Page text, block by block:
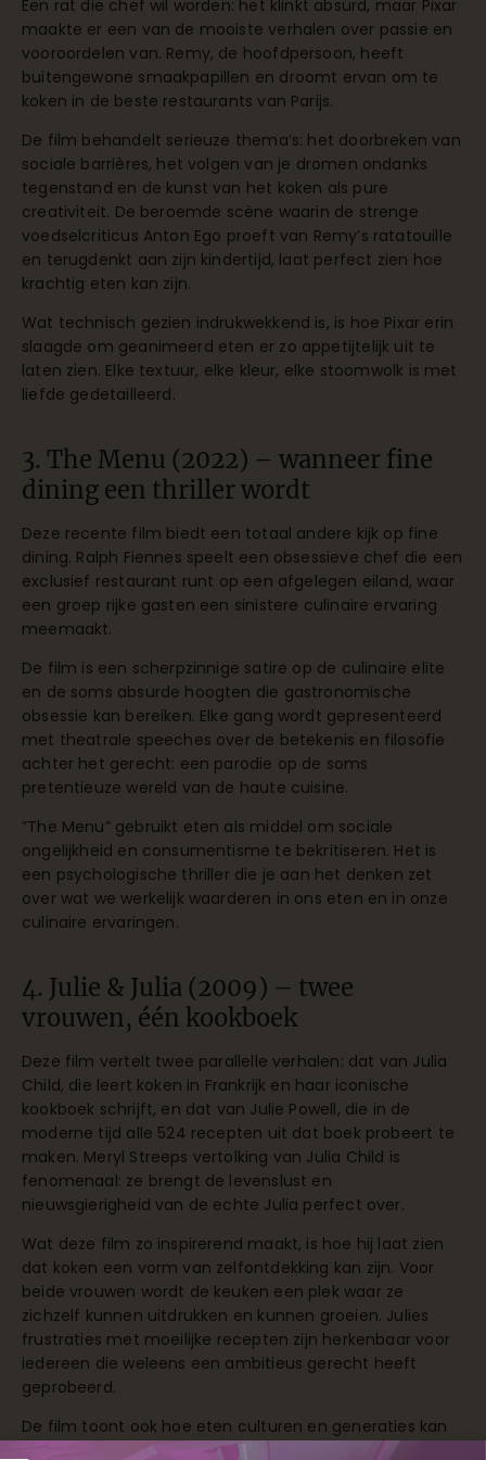
Een rat die chef wil worden: het klinkt absurd, maar Pixar
maakte er een van de mooiste verhalen over passie en
vooroordelen van. Remy, de hoofdpersoon, heeft
buitengewone smaakpapillen en droomt ervan om te
koken in de beste restaurants van Parijs.
De film behandelt serieuze thema’s: het doorbreken van
sociale barrières, het volgen van je dromen ondanks
tegenstand en de kunst van het koken als pure
creativiteit. De beroemde scène waarin de strenge
voedselcriticus Anton Ego proeft van Remy’s ratatouille
en terugdenkt aan zijn kindertijd, laat perfect zien hoe
krachtig eten kan zijn.
Wat technisch gezien indrukwekkend is, is hoe Pixar erin
slaagde om geanimeerd eten er zo appetijtelijk uit te
laten zien. Elke textuur, elke kleur, elke stoomwolk is met
liefde gedetailleerd.
3. The Menu (2022) – wanneer fine
dining een thriller wordt
Deze recente film biedt een totaal andere kijk op fine
dining. Ralph Fiennes speelt een obsessieve chef die een
exclusief restaurant runt op een afgelegen eiland, waar
een groep rijke gasten een sinistere culinaire ervaring
meemaakt.
De film is een scherpzinnige satire op de culinaire elite
en de soms absurde hoogten die gastronomische
obsessie kan bereiken. Elke gang wordt gepresenteerd
met theatrale speeches over de betekenis en filosofie
achter het gerecht: een parodie op de soms
pretentieuze wereld van de haute cuisine.
“The Menu” gebruikt eten als middel om sociale
ongelijkheid en consumentisme te bekritiseren. Het is
een psychologische thriller die je aan het denken zet
over wat we werkelijk waarderen in ons eten en in onze
culinaire ervaringen.
4. Julie & Julia (2009) – twee
vrouwen, één kookboek
Deze film vertelt twee parallelle verhalen: dat van Julia
Child, die leert koken in Frankrijk en haar iconische
kookboek schrijft, en dat van Julie Powell, die in de
moderne tijd alle 524 recepten uit dat boek probeert te
maken. Meryl Streeps vertolking van Julia Child is
fenomenaal: ze brengt de levenslust en
nieuwsgierigheid van de echte Julia perfect over.
Wat deze film zo inspirerend maakt, is hoe hij laat zien
dat koken een vorm van zelfontdekking kan zijn. Voor
beide vrouwen wordt de keuken een plek waar ze
zichzelf kunnen uitdrukken en kunnen groeien. Julies
frustraties met moeilijke recepten zijn herkenbaar voor
iedereen die weleens een ambitieus gerecht heeft
geprobeerd.
De film toont ook hoe eten culturen en generaties kan
verbinden. Julia’s recepten, decennia later nog steeds